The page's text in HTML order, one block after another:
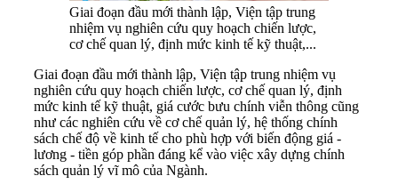
Giai đoạn đầu mới thành lập, Viện tập trung
nhiệm vụ nghiên cứu quy hoạch chiến lược,
cơ chế quan lý, định mức kinh tế kỹ thuật,...
Giai đoạn đầu mới thành lập, Viện tập trung nhiệm vụ
nghiên cứu quy hoạch chiến lược, cơ chế quan lý, định
mức kinh tế kỹ thuật, giá cước bưu chính viễn thông cũng
như các nghiên cứu về cơ chế quản lý, hệ thống chính
sách chế độ về kinh tế cho phù hợp với biến động giá -
lương - tiền góp phần đáng kể vào việc xây dựng chính
sách quản lý vĩ mô của Ngành.